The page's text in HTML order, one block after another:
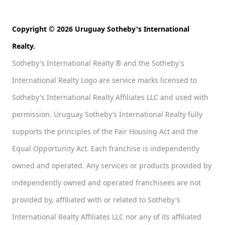
Copyright © 2026 Uruguay Sotheby's International
Realty.
Sotheby's International Realty ® and the Sotheby's
International Realty Logo are service marks licensed to
Sotheby's International Realty Affiliates LLC and used with
permission. Uruguay Sotheby’s International Realty fully
supports the principles of the Fair Housing Act and the
Equal Opportunity Act. Each franchise is independently
owned and operated. Any services or products provided by
independently owned and operated franchisees are not
provided by, affiliated with or related to Sotheby's
International Realty Affiliates LLC nor any of its affiliated